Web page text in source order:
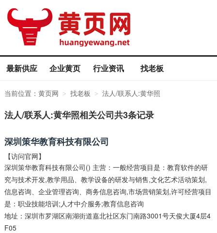
最新供应 企业黄页 行业资讯 找老板
当前位置： 黄页网 > 找老板 > 法人/联系人:黄华照
法人/联系人:黄华照相关公司共3条记录
深圳策华教育科技有限公司
【访问官网】
深圳策华教育科技有限公司() 主营：一般经营项目是：教育软件的研
究与技术开发,教学用品、教学设备的研发与销售,文化艺术活动策划,
信息咨询、企业管理咨询、商务信息咨询,市场营销策划,许可经营项目
是：职业技能培训;人才中介服务;教育信息咨询
地址：深圳市罗湖区南湖街道嘉北社区东门南路3001号天俊大厦4层4
F05